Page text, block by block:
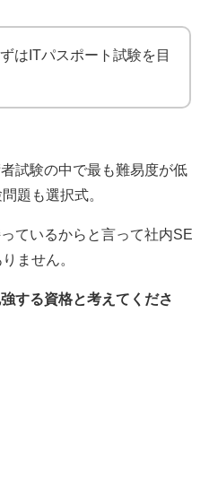
はITパスポート試験を目
試験の中で最も難易度が低
題も選択式。
ているからと言って社内SE
ません。
する資格と考えてくださ